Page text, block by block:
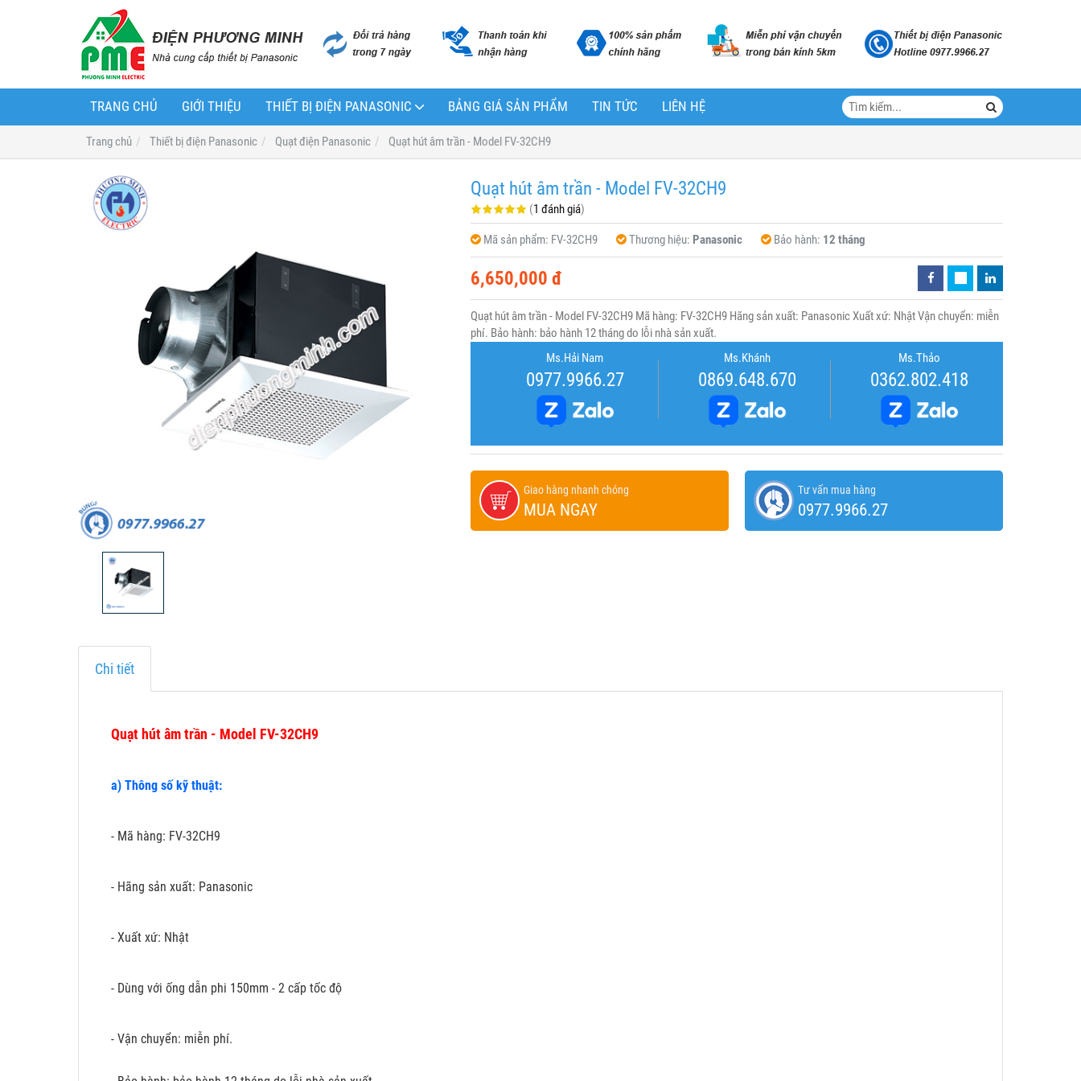
TRANG CHỦ GIỚI THIỆU THIẾT BỊ ĐIỆN PANASONIC BẢNG GIÁ SẢN PHẨM TIN TỨC LIÊN HỆ
Trang chủ Thiết bị điện Panasonic Quạt điện Panasonic Quạt hút âm trần - Model FV-32CH9
Quạt hút âm trần - Model FV-32CH9
(1 đánh giá)
Mã sản phẩm: FV-32CH9 Thương hiệu: Panasonic Bảo hành: 12 tháng
6,650,000 đ
Quạt hút âm trần - Model FV-32CH9 Mã hàng: FV-32CH9 Hãng sản xuất: Panasonic Xuất xứ: Nhật Vận chuyển: miễn
phí. Bảo hành: bảo hành 12 tháng do lỗi nhà sản xuất.
Ms.Hải Nam
0977.9966.27
Ms.Khánh
0869.648.670
Ms.Thảo
0362.802.418
Giao hàng nhanh chóng
MUA NGAY
Tư vấn mua hàng
0977.9966.27
Chi tiết
Quạt hút âm trần - Model FV-32CH9
a) Thông số kỹ thuật:
- Mã hàng: FV-32CH9
- Hãng sản xuất: Panasonic
- Xuất xứ: Nhật
- Dùng với ống dẫn phi 150mm - 2 cấp tốc độ
- Vận chuyển: miễn phí.